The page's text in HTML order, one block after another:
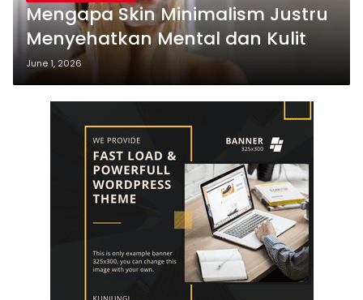
Mengapa Skin Minimalism Justru
Menyehatkan Mental dan Kulit
June 1, 2026